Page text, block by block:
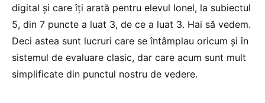
digital și care îți arată pentru elevul Ionel, la subiectul
5, din 7 puncte a luat 3, de ce a luat 3. Hai să vedem.
Deci astea sunt lucruri care se întâmplau oricum și în
sistemul de evaluare clasic, dar care acum sunt mult
simplificate din punctul nostru de vedere.